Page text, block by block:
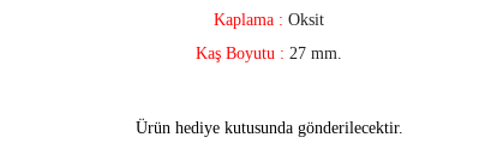
Kaplama : Oksit
Kaş Boyutu : 27 mm.
Ürün hediye kutusunda gönderilecektir.